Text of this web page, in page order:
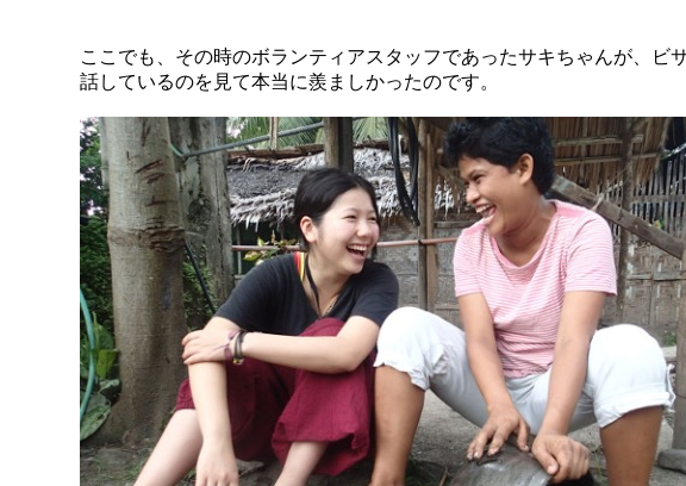
ここでも、その時のボランティアスタッフであったサキちゃんが、ビ
話しているのを見て本当に羨ましかったのです。